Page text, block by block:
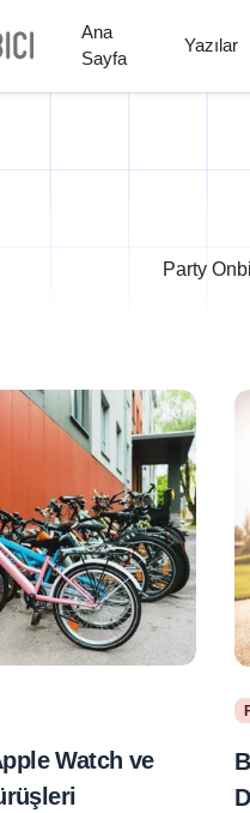
Ana
Sayfa
Yazılar
Party
Watch ve